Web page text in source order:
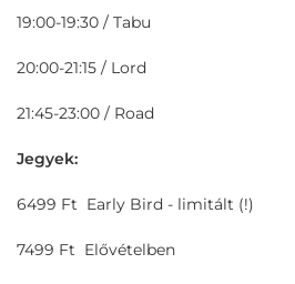
19:00-19:30 / Tabu
20:00-21:15 / Lord
21:45-23:00 / Road
Jegyek:
6499 Ft Early Bird - limitált (!)
7499 Ft Elővételben